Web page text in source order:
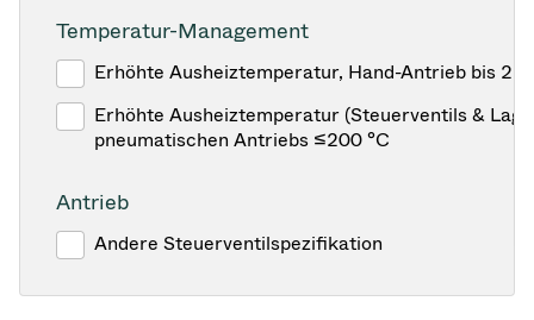
Temperatur-Management
Erhöhte Ausheiztemperatur, Hand-Antrieb bis
Erhöhte Ausheiztemperatur (Steuerventils &
pneumatischen Antriebs ≤200 °C
Antrieb
Andere Steuerventilspezifikation